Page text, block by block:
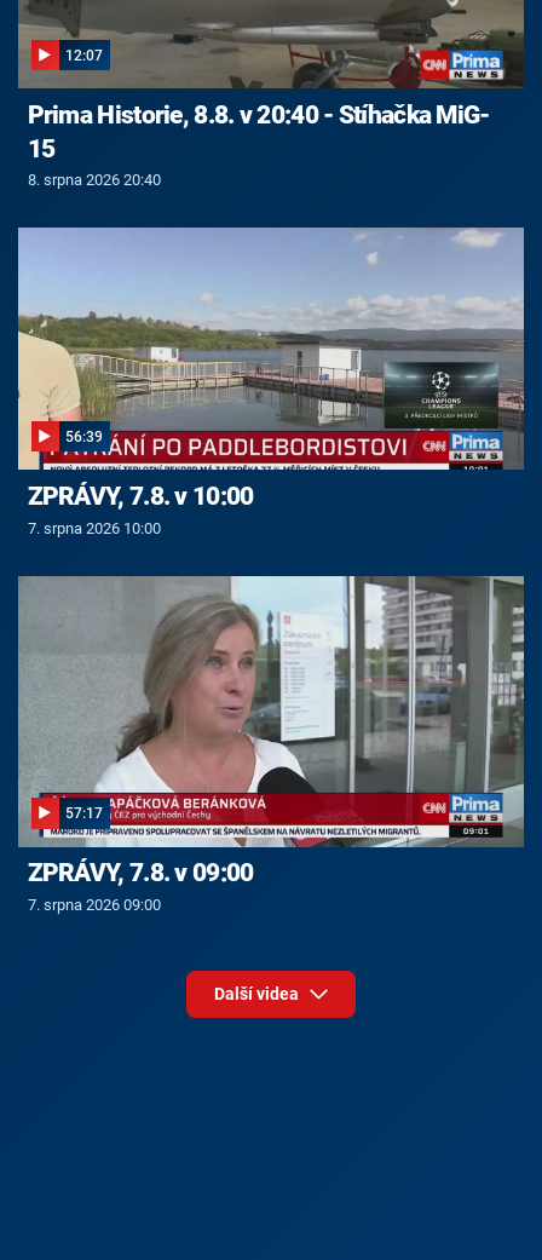
12:07
Prima Historie, 8.8. v 20:40 - Stíhačka MiG-
15
8. srpna 2026 20:40
56:39
ZPRÁVY, 7.8. v 10:00
7. srpna 2026 10:00
57:17
ZPRÁVY, 7.8. v 09:00
7. srpna 2026 09:00
Další videa